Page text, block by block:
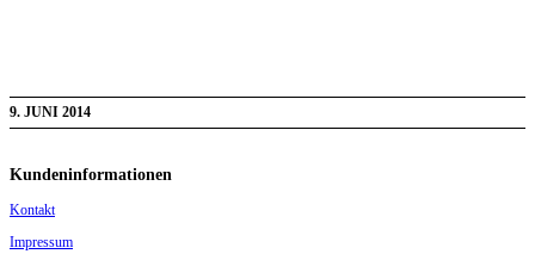
9. JUNI 2014
Kundeninformationen
Kontakt
Impressum